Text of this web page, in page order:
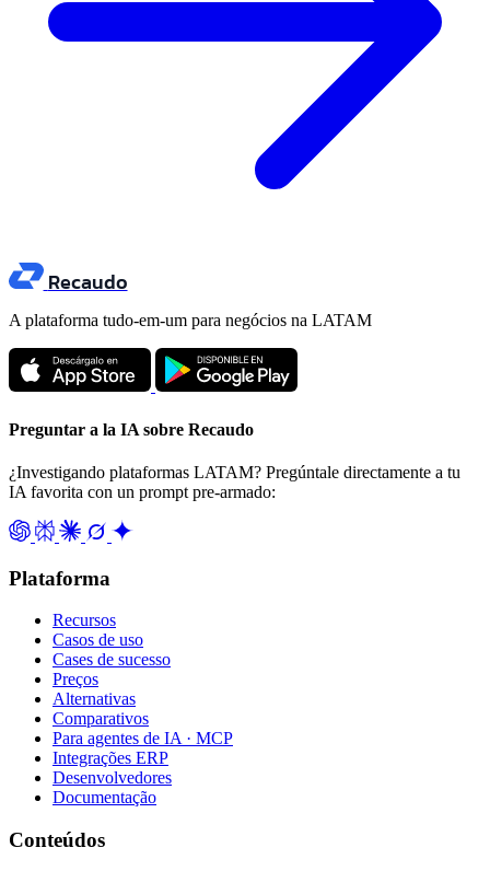
Recaudo
A plataforma tudo-em-um para negócios na LATAM
Preguntar a la IA sobre Recaudo
¿Investigando plataformas LATAM? Pregúntale directamente a tu
IA favorita con un prompt pre-armado:
Plataforma
Recursos
Casos de uso
Cases de sucesso
Preços
Alternativas
Comparativos
Para agentes de IA · MCP
Integrações ERP
Desenvolvedores
Documentação
Conteúdos